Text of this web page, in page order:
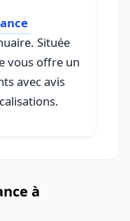
Située
vous offre un
avec avis
à